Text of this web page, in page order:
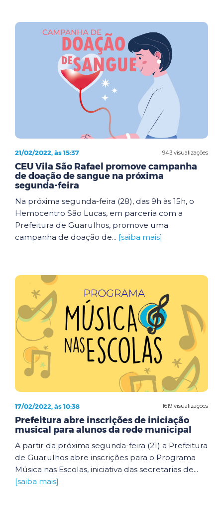
943 visualizações
21/02/2022, às 15:37
CEU Vila São Rafael promove campanha
de doação de sangue na próxima
segunda-feira
Na próxima segunda-feira (28), das 9h às 15h, o
Hemocentro São Lucas, em parceria com a
Prefeitura de Guarulhos, promove uma
campanha de doação de... [saiba mais]
1619 visualizações
17/02/2022, às 10:38
Prefeitura abre inscrições de iniciação
musical para alunos da rede municipal
A partir da próxima segunda-feira (21) a Prefeitura
de Guarulhos abre inscrições para o Programa
Música nas Escolas, iniciativa das secretarias de...
[saiba mais]